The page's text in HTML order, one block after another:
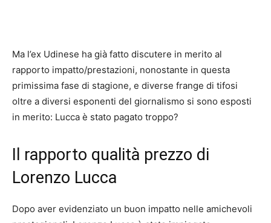
Ma l’ex Udinese ha già fatto discutere in merito al
rapporto impatto/prestazioni, nonostante in questa
primissima fase di stagione, e diverse frange di tifosi
oltre a diversi esponenti del giornalismo si sono esposti
in merito: Lucca è stato pagato troppo?
Il rapporto qualità prezzo di
Lorenzo Lucca
Dopo aver evidenziato un buon impatto nelle amichevoli